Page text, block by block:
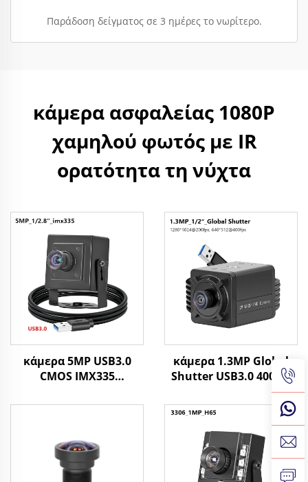
Παράδοση δείγματος σε 3 ημέρες το νωρίτερο.
κάμερα ασφαλείας 1080P
χαμηλού φωτός με IR
ορατότητα τη νύχτα
κάμερα 5MP USB3.0
CMOS IMX335
υψηλής ταχύτητας
γρήγορη κίνηση
κάμερα 1.3MP Global
Shutter USB3.0 400fps
200fps υψηλού ρυθμού
καρέ για σύστημα
όρασης ελέγχου
ποιότητας